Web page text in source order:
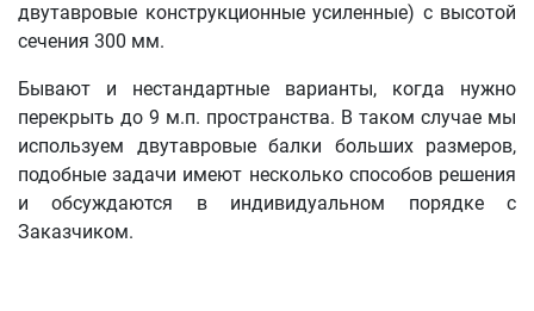
двутавровые конструкционные усиленные) с высотой
сечения 300 мм.
Бывают и нестандартные варианты, когда нужно
перекрыть до 9 м.п. пространства. В таком случае мы
используем двутавровые балки больших размеров,
подобные задачи имеют несколько способов решения
и обсуждаются в индивидуальном порядке с
Заказчиком.